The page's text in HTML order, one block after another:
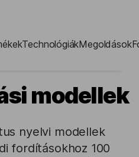
TechnológiákMegoldások
modellek
nyelvi modellek
fordításokhoz 100